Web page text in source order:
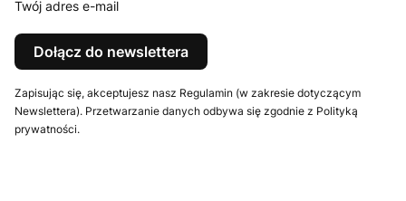
Twój adres e-mail
Dołącz do newslettera
Zapisując się, akceptujesz nasz Regulamin (w zakresie dotyczącym
Newslettera). Przetwarzanie danych odbywa się zgodnie z Polityką
prywatności.